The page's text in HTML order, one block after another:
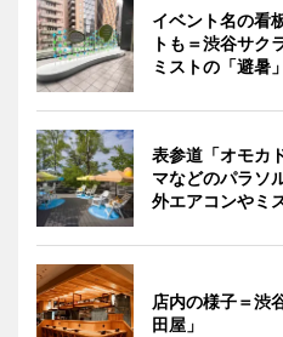
イベント名の看
トも＝渋谷サク
ミストの「避暑
表参道「オモカ
マなどのパラソ
外エアコンやミ
店内の様子＝渋
田屋」